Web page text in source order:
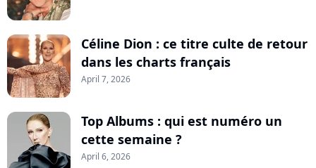
Céline Dion : ce titre culte de retour
dans les charts français
April 7, 2026
Top Albums : qui est numéro un
cette semaine ?
April 6, 2026